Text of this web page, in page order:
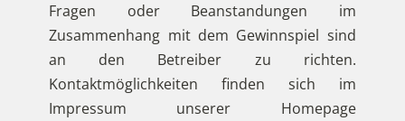
Fragen oder Beanstandungen im
Zusammenhang mit dem Gewinnspiel sind
an den Betreiber zu richten.
Kontaktmöglichkeiten finden sich im
Impressum unserer Homepage